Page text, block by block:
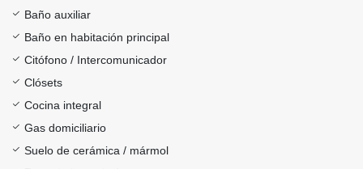
Baño auxiliar
Baño en habitación principal
Citófono / Intercomunicador
Clósets
Cocina integral
Gas domiciliario
Suelo de cerámica / mármol